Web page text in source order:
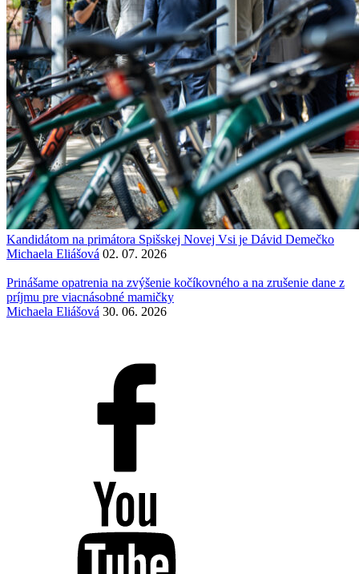
Kandidátom na primátora Spišskej Novej Vsi je Dávid Demečko
Michaela Eliášová 02. 07. 2026
Prinášame opatrenia na zvýšenie kočíkovného a na zrušenie dane z
príjmu pre viacnásobné mamičky
Michaela Eliášová 30. 06. 2026